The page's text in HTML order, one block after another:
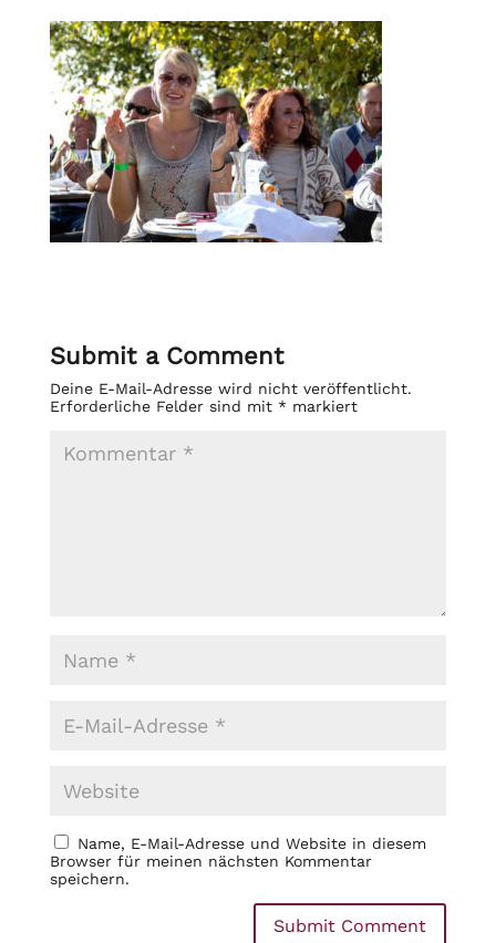
Submit a Comment
Deine E-Mail-Adresse wird nicht veröffentlicht.
Erforderliche Felder sind mit *markiert
Name, E-Mail-Adresse und Website in diesem
Browser für meinen nächsten Kommentar
speichern.